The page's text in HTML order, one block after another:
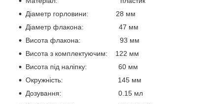
Діаметр горловини: 28 мм
Діаметр флакона: 47 мм
Висота флакона: 93 мм
Висота з комплектуючим: 122 мм
Висота під наліпку: 60 мм
Окружність: 145 мм
Дозування: 0.15 мл